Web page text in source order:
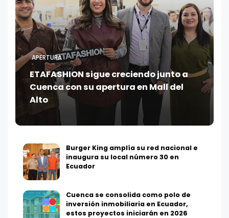
APERTURA
ETAFASHION sigue creciendo junto a
Cuenca con su apertura en Mall del
Alto
Burger King amplía su red nacional e
inaugura su local número 30 en
Ecuador
Cuenca se consolida como polo de
inversión inmobiliaria en Ecuador,
estos proyectos iniciarán en 2026